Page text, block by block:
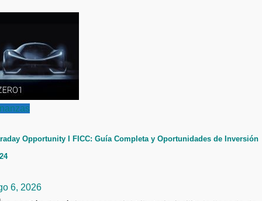
Opportunity I FICC: Guía Completa y Oportunidades de Inversión
6, 2026